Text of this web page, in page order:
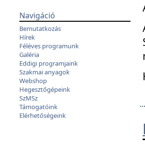
Navigáció
Bemutatkozás
Hírek
Féléves programunk
Galéria
Eddigi programjaink
Szakmai anyagok
Webshop
Hegesztőgépeink
SzMSz
Támogatóink
Elérhetőségeink